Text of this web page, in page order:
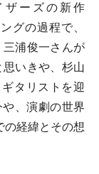
ザーズの新作
グの過程で、
浦俊一さんが
いきや、杉山
タリストを迎
、演劇の世界
の経緯とその想